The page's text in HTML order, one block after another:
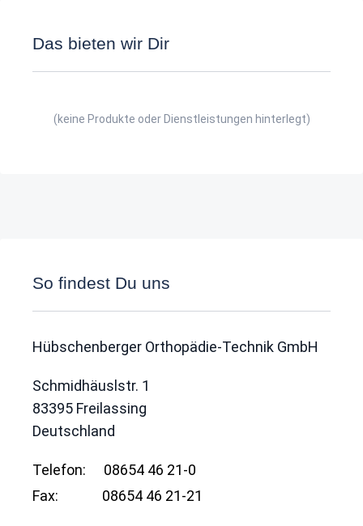
Das bieten wir Dir
(keine Produkte oder Dienstleistungen hinterlegt)
So findest Du uns
Hübschenberger Orthopädie-Technik GmbH
Schmidhäuslstr. 1
83395 Freilassing
Deutschland
Telefon:
08654 46 21-0
Fax:
08654 46 21-21